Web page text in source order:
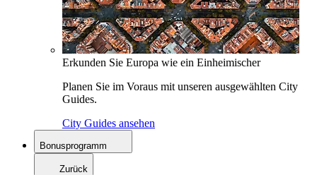
Erkunden Sie Europa wie ein Einheimischer
Planen Sie im Voraus mit unseren ausgewählten City
Guides.
City Guides ansehen
Bonusprogramm
Zurück